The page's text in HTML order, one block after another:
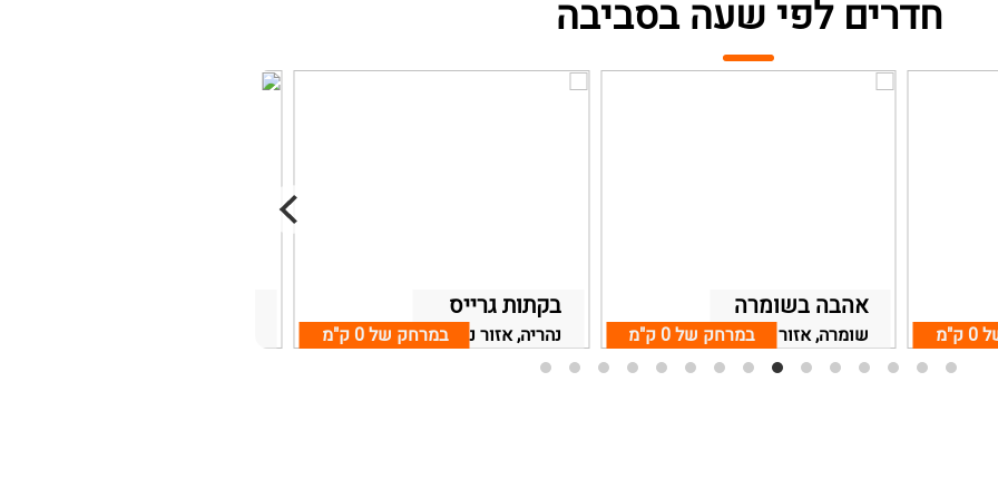
חדרים לפי שעה בסביבה
בקתות גרייס
נהריה, אזור נהריהבמרחק של0 ק"מ
אהבה בשומרה
שומרה, אזור נהריהבמרחק של0 ק"מ 0 ק"מ